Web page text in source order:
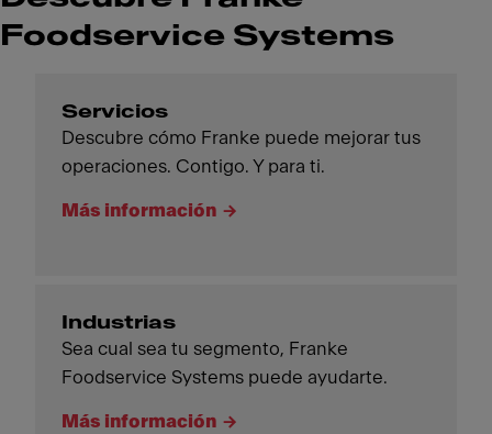
Foodservice Systems
Servicios
Descubre cómo Franke puede mejorar tus
operaciones. Contigo. Y para ti.
Más información
Industrias
Sea cual sea tu segmento, Franke
Foodservice Systems puede ayudarte.
Más información